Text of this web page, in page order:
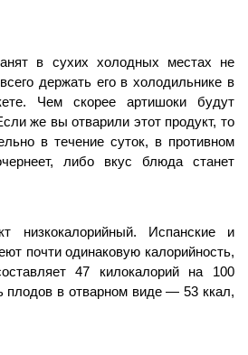
в сухих холодных местах не
держать его в холодильнике в
Чем скорее артишоки будут
же вы отварили этот продукт, то
в течение суток, в противном
либо вкус блюда станет
низкокалорийный. Испанские и
почти одинаковую калорийность,
47 килокалорий на 100
плодов в отварном виде — 53 ккал,